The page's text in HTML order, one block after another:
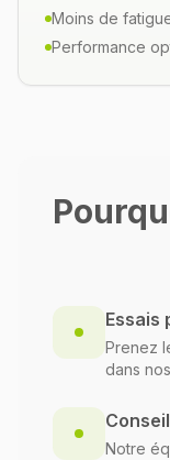
Moins de
Performance
Essais
Prenez
dans
Notre